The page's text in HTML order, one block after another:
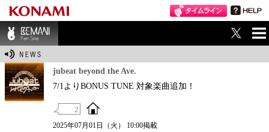
BEMANI Fan Sit
jubeat beyond the Ave.
7/1よりBONUS TUNE 対象楽曲追加！
2
2025年07月01日（火） 10:00掲載